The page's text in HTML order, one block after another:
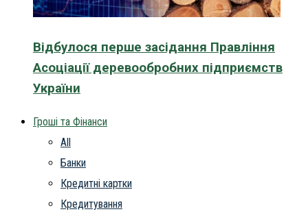
Відбулося перше засідання Правління
Асоціації деревообробних підприємств
України
Гроші та Фінанси
All
Банки
Кредитні картки
Кредитування